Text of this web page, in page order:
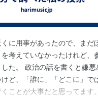
に用事があったので、まだ
考えていなかったけれど、
た。 政治の話を書くと嫌悪
ど、「誰に」「どこに」で
ことが大事だと思ってます